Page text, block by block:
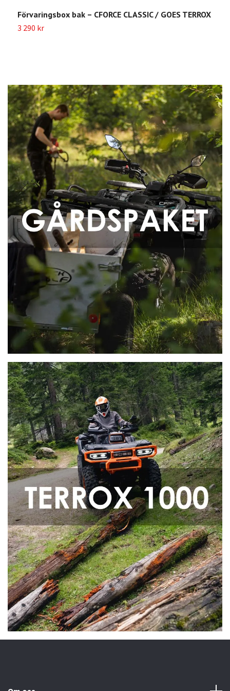
Förvaringsbox bak – CFORCE CLASSIC / GOES TERROX
3 290 kr